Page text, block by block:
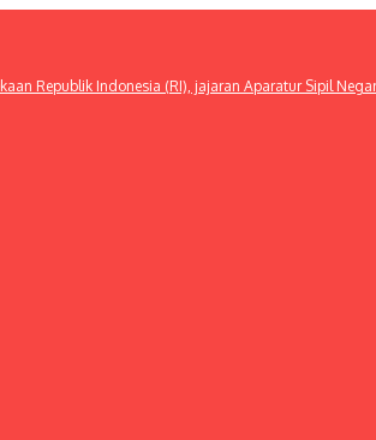
Republik Indonesia (RI), jajaran Aparatur Sipil